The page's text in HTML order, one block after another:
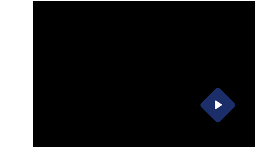
студентов и
Преподаватели и
сотрудникиPlay